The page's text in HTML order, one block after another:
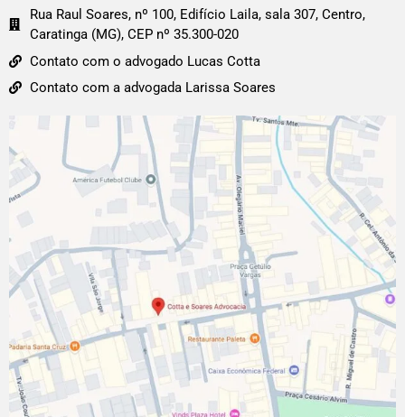
Rua Raul Soares, nº 100, Edifício Laila, sala 307, Centro,
Caratinga (MG), CEP nº 35.300-020
Contato com o advogado Lucas Cotta
Contato com a advogada Larissa Soares